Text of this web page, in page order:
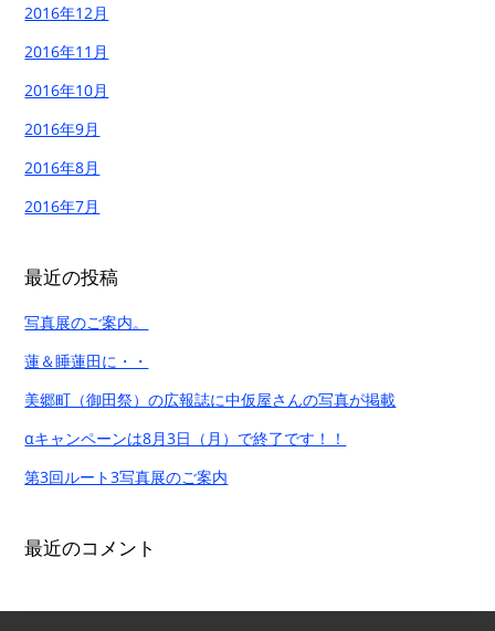
2016年12月
2016年11月
2016年10月
2016年9月
2016年8月
2016年7月
最近の投稿
写真展のご案内。
蓮＆睡蓮田に・・
美郷町（御田祭）の広報誌に中仮屋さんの写真が掲載
αキャンペーンは8月3日（月）で終了です！！
第3回ルート3写真展のご案内
最近のコメント